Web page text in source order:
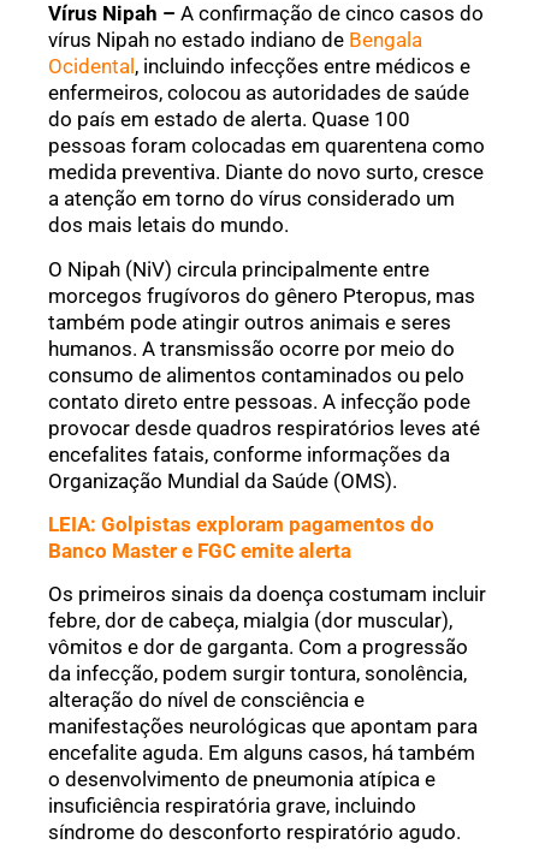
Vírus Nipah – A confirmação de cinco casos do
vírus Nipah no estado indiano de Bengala
Ocidental , incluindo infecções entre médicos e
enfermeiros, colocou as autoridades de saúde
do país em estado de alerta. Quase 100
pessoas foram colocadas em quarentena como
medida preventiva. Diante do novo surto, cresce
a atenção em torno do vírus considerado um
dos mais letais do mundo.
O Nipah (NiV) circula principalmente entre
morcegos frugívoros do gênero Pteropus, mas
também pode atingir outros animais e seres
humanos. A transmissão ocorre por meio do
consumo de alimentos contaminados ou pelo
contato direto entre pessoas. A infecção pode
provocar desde quadros respiratórios leves até
encefalites fatais, conforme informações da
Organização Mundial da Saúde (OMS).
LEIA: Golpistas exploram pagamentos do
Banco Master e FGC emite alerta
Os primeiros sinais da doença costumam incluir
febre, dor de cabeça, mialgia (dor muscular),
vômitos e dor de garganta. Com a progressão
da infecção, podem surgir tontura, sonolência,
alteração do nível de consciência e
manifestações neurológicas que apontam para
encefalite aguda. Em alguns casos, há também
o desenvolvimento de pneumonia atípica e
insuficiência respiratória grave, incluindo
síndrome do desconforto respiratório agudo.